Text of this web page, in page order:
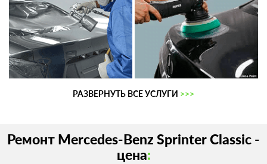
РАЗВЕРНУТЬ ВСЕ УСЛУГИ >>>
Ремонт Mercedes-Benz Sprinter Classic -
цена: